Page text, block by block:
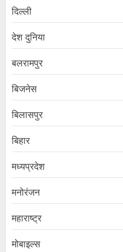
दिल्ली
देश दुनिया
बलरामपुर
बिजनेस
बिलासपुर
बिहार
मध्यप्रदेश
मनोरंजन
महाराष्ट्र
मोबाइल्स